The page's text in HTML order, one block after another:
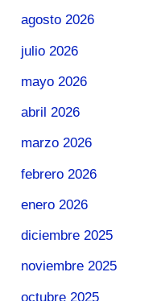
agosto 2026
julio 2026
mayo 2026
abril 2026
marzo 2026
febrero 2026
enero 2026
diciembre 2025
noviembre 2025
octubre 2025